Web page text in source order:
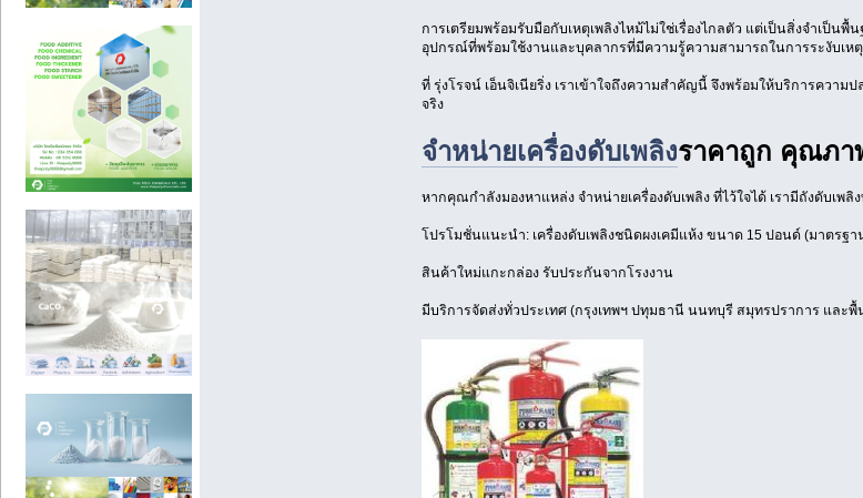
การเตรียมพร้อมรับมือกับเหตุเพลิงไหม้ไม่ใช่เรื่องไกลตัว แต่เป็นสิ่งจำเป็
อุปกรณ์ที่พร้อมใช้งานและบุคลากรที่มีความรู้ความสามารถในการระงับเ
ที่ รุ่งโรจน์ เอ็นจิเนียริ่ง เราเข้าใจถึงความสำคัญนี้ จึงพร้อมให้บริการคว
จริง
จำหน่ายเครื่องดับเพลิงราคาถูก คุณภา
หากคุณกำลังมองหาแหล่ง จำหน่ายเครื่องดับเพลิง ที่ไว้ใจได้ เรามีถังดับเ
โปรโมชั่นแนะนำ: เครื่องดับเพลิงชนิดผงเคมีแห้ง ขนาด 15 ปอนด์ (มาตรฐา
สินค้าใหม่แกะกล่อง รับประกันจากโรงงาน
มีบริการจัดส่งทั่วประเทศ (กรุงเทพฯ ปทุมธานี นนทบุรี สมุทรปราการ และพื้